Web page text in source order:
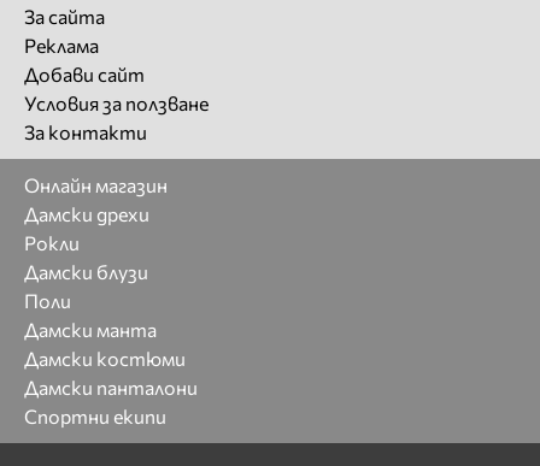
За сайта
Реклама
Добави сайт
Условия за ползване
За контакти
Онлайн магазин
Дамски дрехи
Рокли
Дамски блузи
Поли
Дамски манта
Дамски костюми
Дамски панталони
Спортни екипи